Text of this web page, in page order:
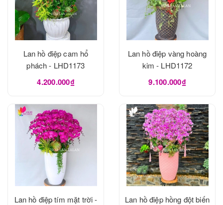
Lan hồ điệp cam hổ
phách - LHD1173
4.200.000₫
Lan hồ điệp vàng hoàng
kim - LHD1172
9.100.000₫
Lan hồ điệp tím mặt trời -
Lan hồ điệp hồng đột biến